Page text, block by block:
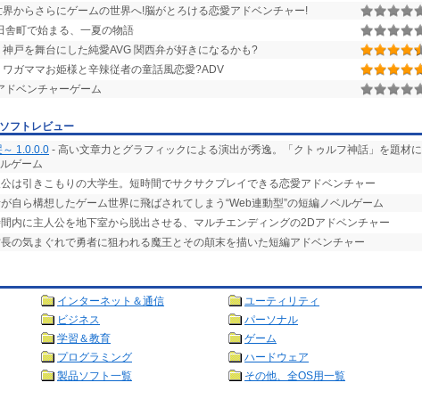
からさらにゲームの世界へ!脳がとろける恋愛アドベンチャー!
舎町で始まる、一夏の物語
神戸を舞台にした純愛AVG 関西弁が好きになるかも?
ワガママお姫様と辛辣従者の童話風恋愛?ADV
ドベンチャーゲーム
フトレビュー
～ 1.0.0.0 - 高い文章力とグラフィックによる演出が秀逸。「クトゥルフ神話」を題材に
ゲーム
は引きこもりの大学生。短時間でサクサクプレイできる恋愛アドベンチャー
自ら構想したゲーム世界に飛ばされてしまう“Web連動型”の短編ノベルゲーム
内に主人公を地下室から脱出させる、マルチエンディングの2Dアドベンチャー
の気まぐれで勇者に狙われる魔王とその顛末を描いた短編アドベンチャー
インターネット＆通信
ユーティリティ
ビジネス
パーソナル
学習＆教育
ゲーム
プログラミング
ハードウェア
製品ソフト一覧 その他、全OS用一覧